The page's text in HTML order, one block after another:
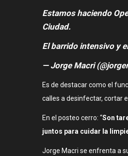
Estamos haciendo
Ciudad.
El barrido intensivo y
— Jorge Macri
Es de destacar como el
calles a desinfectar, cortar
En el posteo cerro: “Son
juntos para cuidar la
Jorge Macri se enfrenta a